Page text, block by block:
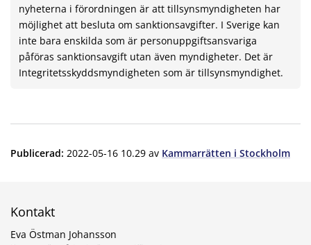
nyheterna i förordningen är att tillsynsmyndigheten har
möjlighet att besluta om sanktionsavgifter. I Sverige kan
inte bara enskilda som är personuppgiftsansvariga
påföras sanktionsavgift utan även myndigheter. Det är
Integritetsskyddsmyndigheten som är tillsynsmyndighet.
Publicerad: 2022-05-16 10.29 av Kammarrätten i Stockholm
Kontakt
Eva Östman Johansson